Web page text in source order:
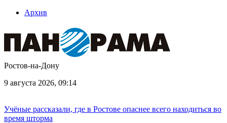
Архив
Ростов-на-Дону
9 августа 2026, 09:14
Учёные рассказали, где в Ростове опаснее всего находиться во
время шторма